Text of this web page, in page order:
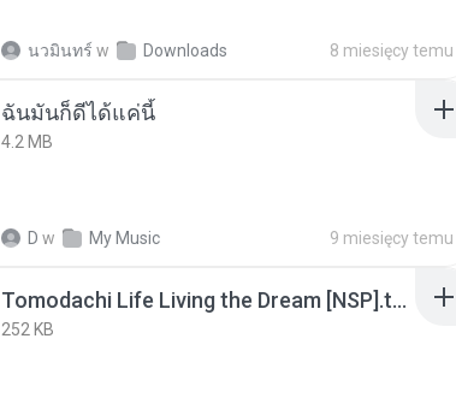
นวมินทร์ w Downloads 8 miesięcy temu
ฉันมันก็ดีได้แค่นี้
4.2 MB
D w My Music 9 miesięcy temu
Tomodachi Life Living the Dream [NSP].torrent
252 KB